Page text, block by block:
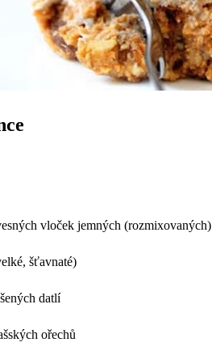
vloček jemných (rozmixovaných)
šťavnaté)
datlí
ořechů